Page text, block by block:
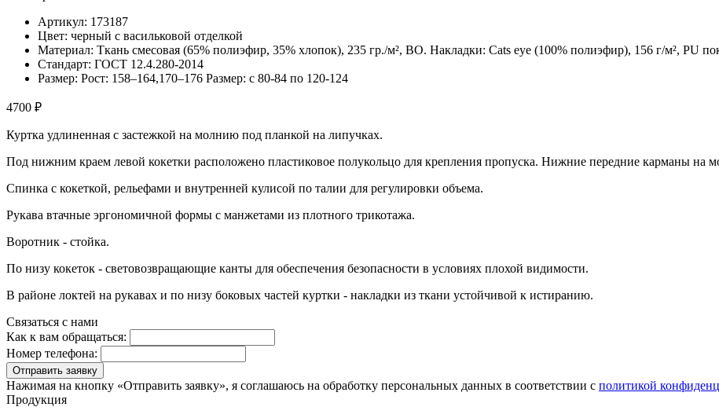
Артикул: 173187
Цвет: черный с васильковой отделкой
Материал: Ткань смесовая (65% полиэфир, 35% хлопок), 235 гр./м², ВО. Накладки: Cats eye (100% полиэфир), 156 г/м², PU
Стандарт: ГОСТ 12.4.280-2014
Размер: Рост: 158–164,170–176 Размер: с 80-84 по 120-124
4700 ₽
Куртка удлиненная с застежкой на молнию под планкой на липучках.
Под нижним краем левой кокетки расположено пластиковое полукольцо для крепления пропуска. Нижние передние карманы на
Спинка с кокеткой, рельефами и внутренней кулисой по талии для регулировки объема.
Рукава втачные эргономичной формы с манжетами из плотного трикотажа.
Воротник - стойка.
По низу кокеток - световозвращающие канты для обеспечения безопасности в условиях плохой видимости.
В районе локтей на рукавах и по низу боковых частей куртки - накладки из ткани устойчивой к истиранию.
Связаться с нами
Как к вам обращаться:
Номер телефона:
Отправить заявку
Нажимая на кнопку «Отправить заявку», я соглашаюсь на обработку персональных данных в соответствии с политикой
Продукция